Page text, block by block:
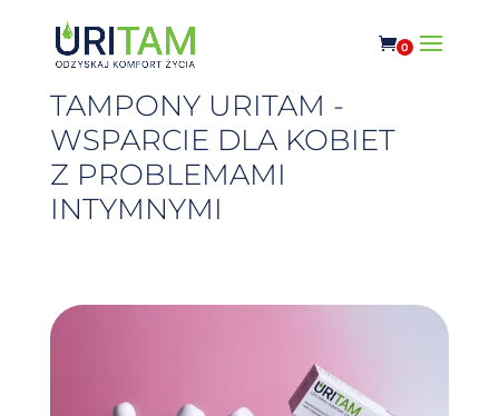
0
TAMPONY URITAM -
WSPARCIE DLA KOBIET
Z PROBLEMAMI
INTYMNYMI